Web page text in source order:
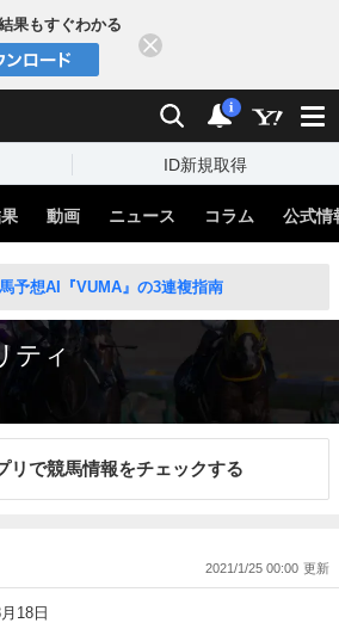
果もすぐわかる
検索 通知
i
ID新規取得
動画 ニュース コラム 公式情
馬予想AI『VUMA』の3連複指南
ティ
リで競馬情報をチェックする
2021/1/25 00:00
18日